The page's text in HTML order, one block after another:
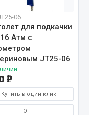
06
для подкачки
Атм с
JT25-06
₽
Купить в один клик
Опт